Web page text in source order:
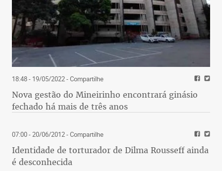
18:48 - 19/05/2022- Compartilhe
Nova gestão do Mineirinho encontrará ginásio
fechado há mais de três anos
07:00 - 20/06/2012- Compartilhe
Identidade de torturador de Dilma Rousseff ainda
é desconhecida